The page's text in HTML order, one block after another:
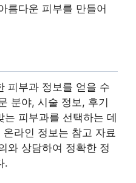
름다운 피부를 만들어
피부과 정보를 얻을 수
분야, 시술 정보, 후기
피부과를 선택하는 데
라인 정보는 참고 자료
와 상담하여 정확한 정
.